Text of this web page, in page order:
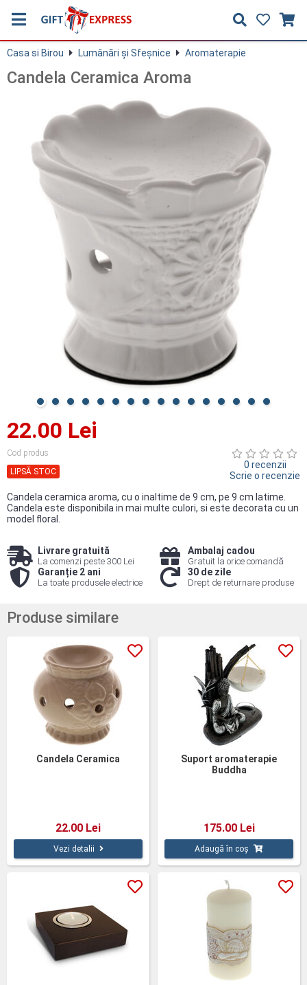
Casa si Birou Lumânări şi Sfeşnice Aromaterapie
Candela Ceramica Aroma
22.00 Lei
Cod produs
LIPSĂ STOC
0 recenzii
Scrie o recenzie
Candela ceramica aroma, cu o inaltime de 9 cm, pe 9 cm latime.
Candela este disponibila in mai multe culori, si este decorata cu un
model floral.
Livrare gratuită
La comenzi peste 300 Lei
Ambalaj cadou
Gratuit la orice comandă
Garanție 2 ani
La toate produsele electrice
30 de zile
Drept de returnare produse
Produse similare
Candela Ceramica
22.00 Lei
Vezi detalii
Suport aromaterapie
Buddha
175.00 Lei
Adaugă în coș